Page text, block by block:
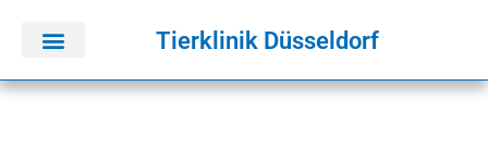
Tierklinik Düsseldorf